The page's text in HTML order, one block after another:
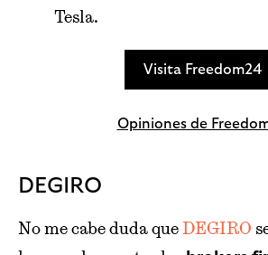
Tesla.
Visita Freedom24
Opiniones de
DEGIRO
No me cabe duda queDEGIRO